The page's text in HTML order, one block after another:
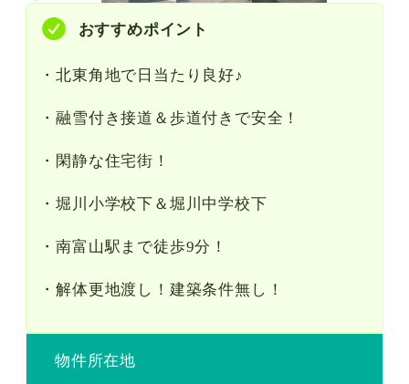
おすすめポイント
・北東角地で日当たり良好♪
・融雪付き接道＆歩道付きで安全！
・閑静な住宅街！
・堀川小学校下＆堀川中学校下
・南富山駅まで徒歩9分！
・解体更地渡し！建築条件無し！
物件所在地